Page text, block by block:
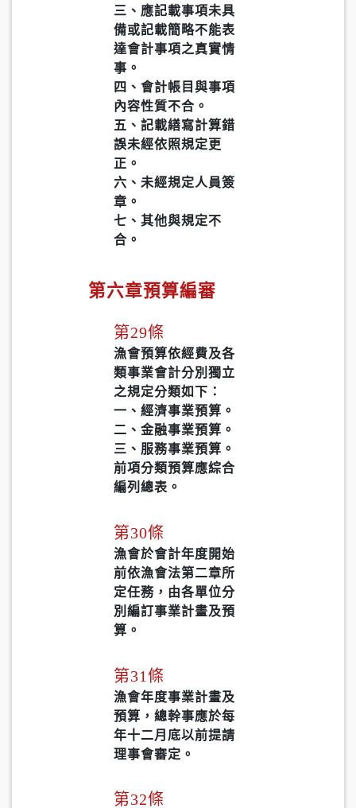
三、應記載事項未具
備或記載簡略不能表
達會計事項之真實情
事。
四、會計帳目與事項
內容性質不合。
五、記載繕寫計算錯
誤未經依照規定更
正。
六、未經規定人員簽
章。
七、其他與規定不
合。
第六章預算編審
第29條
漁會預算依經費及各
類事業會計分別獨立
之規定分類如下：
一、經濟事業預算。
二、金融事業預算。
三、服務事業預算。
前項分類預算應綜合
編列總表。
第30條
漁會於會計年度開始
前依漁會法第二章所
定任務，由各單位分
別編訂事業計畫及預
算。
第31條
漁會年度事業計畫及
預算，總幹事應於每
年十二月底以前提請
理事會審定。
第32條